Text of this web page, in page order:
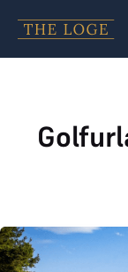
All You Can Play,